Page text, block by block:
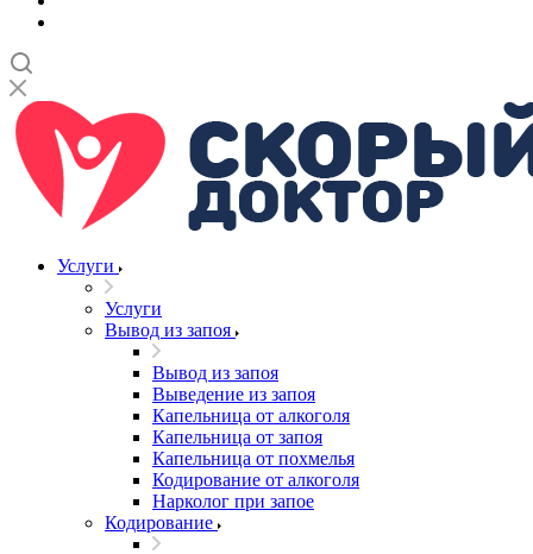
Услуги
Услуги
Вывод из запоя
Вывод из запоя
Выведение из запоя
Капельница от алкоголя
Капельница от запоя
Капельница от похмелья
Кодирование от алкоголя
Нарколог при запое
Кодирование